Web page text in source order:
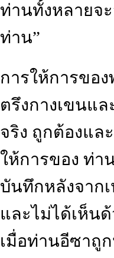
ท่านทั้งหลายจ
ท่าน”
การให้การขอ
ตรึงกางเขนแ
จริง ถูกต้องแล
ให้การของ ท่
บันทึกหลังจาก
และไม่ได้เห็น
เมื่อท่านอีซาถู